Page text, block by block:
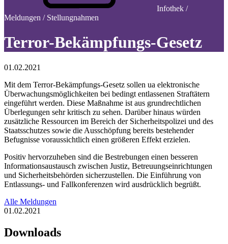
Infothek /
Meldungen / Stellungnahmen
Terror-Bekämpfungs-Gesetz
01.02.2021
Mit dem Terror-Bekämpfungs-Gesetz sollen ua elektronische
Überwachungsmöglichkeiten bei bedingt entlassenen Straftätern
eingeführt werden. Diese Maßnahme ist aus grundrechtlichen
Überlegungen sehr kritisch zu sehen. Darüber hinaus würden
zusätzliche Ressourcen im Bereich der Sicherheitspolizei und des
Staatsschutzes sowie die Ausschöpfung bereits bestehender
Befugnisse voraussichtlich einen größeren Effekt erzielen.
Positiv hervorzuheben sind die Bestrebungen einen besseren
Informationsaustausch zwischen Justiz, Betreuungseinrichtungen
und Sicherheitsbehörden sicherzustellen. Die Einführung von
Entlassungs- und Fallkonferenzen wird ausdrücklich begrüßt.
Alle Meldungen
01.02.2021
Downloads